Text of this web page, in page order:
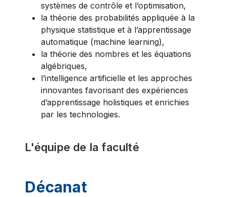
systèmes de contrôle et l’optimisation,
la théorie des probabilités appliquée à la
physique statistique et à l’apprentissage
automatique (machine learning),
la théorie des nombres et les équations
algébriques,
l’intelligence artificielle et les approches
innovantes favorisant des expériences
d’apprentissage holistiques et enrichies
par les technologies.
L'équipe de la faculté
Décanat